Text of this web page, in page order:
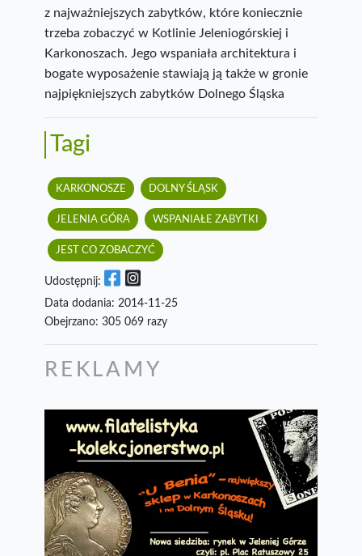
z najważniejszych zabytków, które koniecznie
trzeba zobaczyć w Kotlinie Jeleniogórskiej i
Karkonoszach. Jego wspaniała architektura i
bogate wyposażenie stawiają ją także w gronie
najpiękniejszych zabytków Dolnego Śląska
Tagi
KARKONOSZE DOLNY ŚLĄSK
JELENIA GÓRA WSPANIAŁE ZABYTKI
JEST CO ZOBACZYĆ
Udostępnij:
Data dodania: 2014-11-25
Obejrzano: 305 069 razy
REKLAMY